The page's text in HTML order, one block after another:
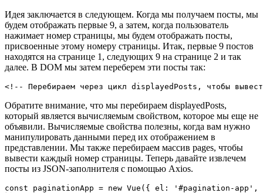
Идея заключается в следующем. Когда мы получаем посты, мы
будем отображать первые 9, а затем, когда пользователь
нажимает номер страницы, мы будем отображать посты,
присвоенные этому номеру страницы. Итак, первые 9 постов
находятся на странице 1, следующих 9 на странице 2 и так
далее. В DOM мы затем переберем эти посты так:
Обратите внимание, что мы перебираем displayedPosts,
который является вычисляемым свойством, которое мы еще не
объявили. Вычисляемые свойства полезны, когда вам нужно
манипулировать данными перед их отображением в
представлении. Мы также перебираем массив pages, чтобы
вывести каждый номер страницы. Теперь давайте извлечем
посты из JSON-заполнителя с помощью Axios.
const paginationApp = new Vue({ el: '#pagination-